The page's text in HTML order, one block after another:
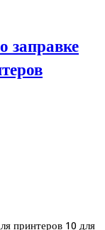
заправке
принтеров 10 для